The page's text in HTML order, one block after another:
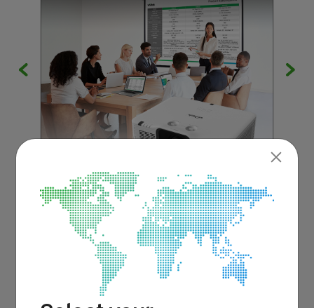
會議室
體積小功能豐富會議室投影機